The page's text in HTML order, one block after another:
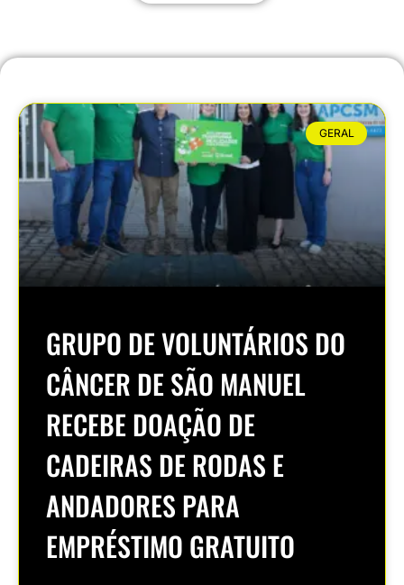
GERAL
GRUPO DE VOLUNTÁRIOS DO
CÂNCER DE SÃO MANUEL
RECEBE DOAÇÃO DE
CADEIRAS DE RODAS E
ANDADORES PARA
EMPRÉSTIMO GRATUITO